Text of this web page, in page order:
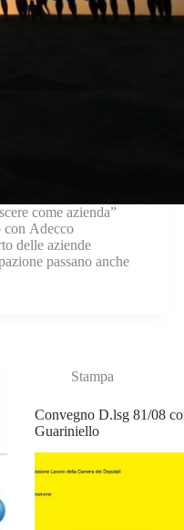
come azienda”
con Adecco
delle aziende
passano anche
Stampa
Convegno D.lsg 81/08
Guariniello